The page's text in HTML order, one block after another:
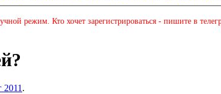
режим. Кто хочет зарегистрироваться - пишите в
2011 .